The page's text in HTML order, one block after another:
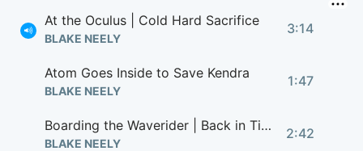
At the Oculus | Cold Hard Sacrifice
BLAKE NEELY
3:14
Atom Goes Inside to Save Kendra
BLAKE NEELY
1:47
Boarding the Waverider | Back in Time
BLAKE NEELY
2:42